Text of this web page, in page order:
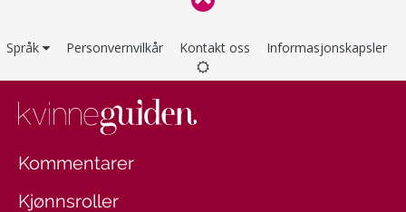
Språk Personvernvilkår Kontakt oss Informasjonskapsler
Kommentarer
Kjønnsroller